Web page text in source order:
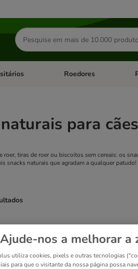
Pesquisar
produtos
de categoria: Dieta Vet.Abrir menu de categoria:
Roedores
para cães
roer, tiras de roer ou biscoitos sem cereais: os
snacks naturais que agradam a qualquer patudo!
been changed
Seleção zooplus
Ajude-nos a melhorar a
utiliza cookies, pixels e outras tecnologias
para que o visitante da nossa página possa